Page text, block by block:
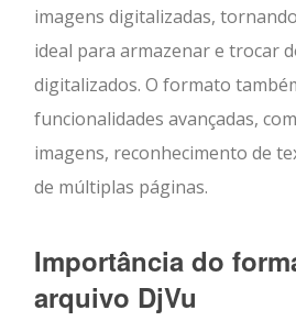
imagens digitalizadas,
ideal para armazenar e trocar
digitalizados. O formato
funcionalidades avançadas,
imagens, reconhecimento de
de múltiplas páginas.
Importância do
arquivo DjVu